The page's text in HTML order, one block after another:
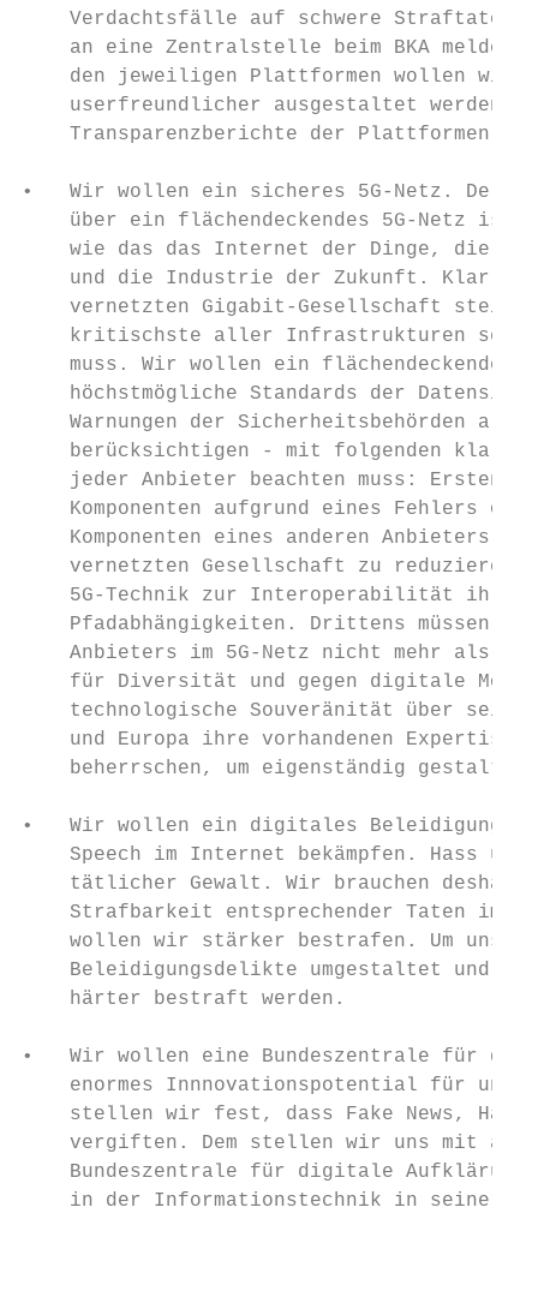
Verdachtsfälle auf schwere Straftaten
an eine Zentralstelle beim BKA melden
den jeweiligen Plattformen wollen wir
userfreundlicher ausgestaltet werden.
    Transparenzberichte der Plattformen.
•   Wir wollen ein sicheres 5G-Netz. Der
über ein flächendeckendes 5G-Netz ist
wie das das Internet der Dinge, die
und die Industrie der Zukunft. Klar
vernetzten Gigabit-Gesellschaft
kritischste aller Infrastrukturen
muss. Wir wollen ein flächendeckendes
höchstmögliche Standards der
Warnungen der Sicherheitsbehörden als
berücksichtigen - mit folgenden
jeder Anbieter beachten muss: Erstens
Komponenten aufgrund eines Fehlers
Komponenten eines anderen Anbieters.
vernetzten Gesellschaft zu
5G-Technik zur Interoperabilität
Pfadabhängigkeiten. Drittens müssen
Anbieters im 5G-Netz nicht mehr als
für Diversität und gegen digitale
technologische Souveränität über
und Europa ihre vorhandenen
beherrschen, um eigenständig
•   Wir wollen ein digitales
Speech im Internet bekämpfen. Hass
tätlicher Gewalt. Wir brauchen
Strafbarkeit entsprechender Taten im
wollen wir stärker bestrafen. Um
Beleidigungsdelikte umgestaltet und
    härter bestraft werden.
•   Wir wollen eine Bundeszentrale für
enormes Innnovationspotential für
stellen wir fest, dass Fake News,
vergiften. Dem stellen wir uns mit
Bundeszentrale für digitale
in der Informationstechnik in seiner